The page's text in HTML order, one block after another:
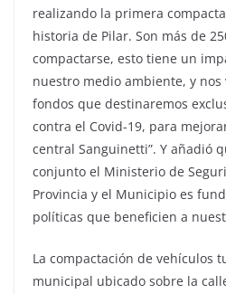
realizando la primera
historia de Pilar. Son más de
compactarse, esto tiene un
nuestro medio ambiente, y
fondos que destinaremos
contra el Covid-19, para
central Sanguinetti”. Y añadió
conjunto el Ministerio de
Provincia y el Municipio es
políticas que beneficien a
La compactación de vehículos
municipal ubicado sobre la